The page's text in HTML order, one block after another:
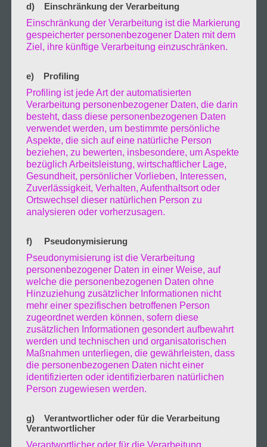
Sachschaden. Anscheinend war der Kapitän
stark alkoholisiert. Es gab zum Glück keine
Verletzte. Auch an der Europabrücke
krachte der Frachter „Heavy Metal“ gegen
die Brücke des 17. Juni und ach alkoholisiert.
Die „Mumbai Maersk“ lief vor Wangerooge
auf Grund und konnte erst Tags darauf
wieder freigeschleppt werden. Das waren
die Nachrichten…..
22.Januar.2022
Moin, die Elfi hatte Geburtstag
Oh oh ganz vergessen zu schreiben unsere
Elbphilharmonie hatte am 11. Januar ihren fünf
jährigen Geburtstag. Einst höchst umstritten
heute ein Wahrzeichen und geliebt thront sie
am nördlichen Ufer der Kehrwiederspitze.
Alles gut dir….. 15.Januar.2022
Ich brauch einen Brille,
Dinge in kurzer Distanz kann ich nicht mehr
sehnend und erkennen. ein Zeichen das ich
alt werde. na den..
14.Januar.2022
Was ist aus 2021 zu erzählen,
Nicht sehr viel und doch einiges. Das immer
noch vorherrschende Thema ist Corona.
Erste Impfung zweite dann nun ´22 die dritte
kein Patentrezept gefunden wurden ist. Viel
Abenteuer gab es nicht geschuldet diverser
d) Einschränkung der Verarbeitung
Einschränkung der Verarbeitung ist die Markierung
gespeicherter personenbezogener Daten mit dem
Ziel, ihre künftige Verarbeitung einzuschränken.
e) Profiling
Profiling ist jede Art der automatisierten
Verarbeitung personenbezogener Daten, die darin
besteht, dass diese personenbezogenen Daten
verwendet werden, um bestimmte persönliche
Aspekte, die sich auf eine natürliche Person
beziehen, zu bewerten, insbesondere, um Aspekte
bezüglich Arbeitsleistung, wirtschaftlicher Lage,
Gesundheit, persönlicher Vorlieben, Interessen,
Zuverlässigkeit, Verhalten, Aufenthaltsort oder
Ortswechsel dieser natürlichen Person zu
analysieren oder vorherzusagen.
f) Pseudonymisierung
Pseudonymisierung ist die Verarbeitung
personenbezogener Daten in einer Weise, auf
welche die personenbezogenen Daten ohne
Hinzuziehung zusätzlicher Informationen nicht
mehr einer spezifischen betroffenen Person
zugeordnet werden können, sofern diese
zusätzlichen Informationen gesondert aufbewahrt
werden und technischen und organisatorischen
Maßnahmen unterliegen, die gewährleisten, dass
die personenbezogenen Daten nicht einer
identifizierten oder identifizierbaren natürlichen
Person zugewiesen werden.
g) Verantwortlicher oder für die Verarbeitung
Verantwortlicher
Verantwortlicher oder für die Verarbeitung